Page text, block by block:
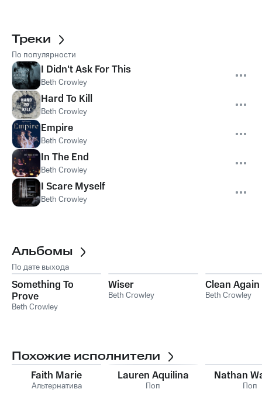
Треки
По популярности
I Didn't Ask For This
Beth Crowley
Hard To Kill
Beth Crowley
Empire
Beth Crowley
In The End
Beth Crowley
I Scare Myself
Beth Crowley
Альбомы
По дате выхода
Something To
Prove
Beth Crowley
Wiser
Beth Crowley
Clean Again
Beth Crowley
Похожие исполнители
Faith Marie
Альтернатива
Lauren Aquilina
Поп
Nathan
Поп